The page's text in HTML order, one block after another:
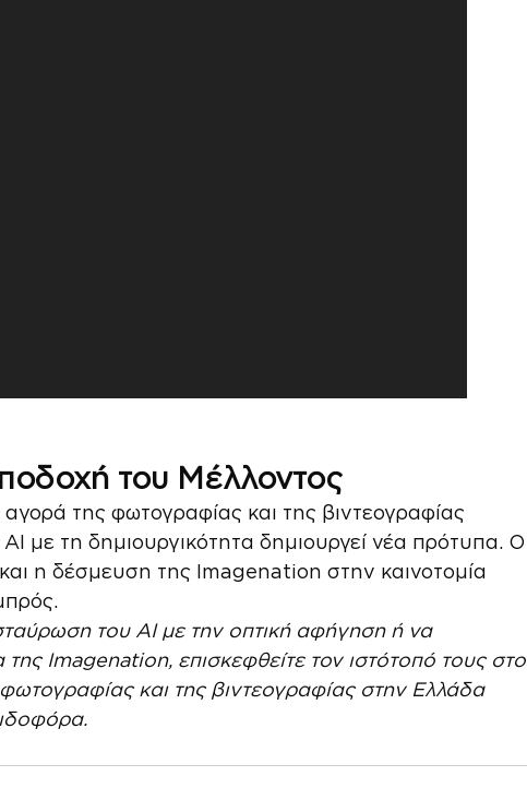
του Μέλλοντος
της φωτογραφίας και της βιντεογραφίας
με τη δημιουργικότητα δημιουργεί νέα πρότυπα. Ο
η δέσμευση της Imagenation στην καινοτομία
του ΑΙ με την οπτική αφήγηση ή να
της Imagenation, επισκεφθείτε τον ιστότοπό τους στο
και της βιντεογραφίας στην Ελλάδα